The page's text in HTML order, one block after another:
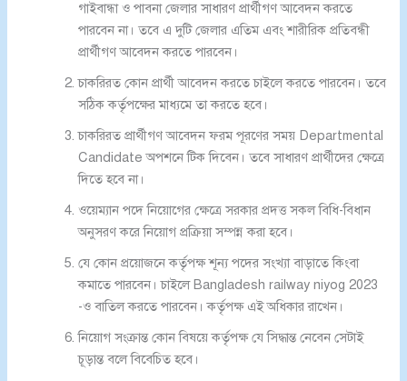
গাইবান্ধা ও পাবনা জেলার সাধারণ প্রার্থীগণ আবেদন করতে
পারবেন না। তবে এ দুটি জেলার এতিম এবং শারীরিক প্রতিবন্ধী
প্রার্থীগণ আবেদন করতে পারবেন।
চাকরিরত কোন প্রার্থী আবেদন করতে চাইলে করতে পারবেন। তবে
সঠিক কর্তৃপক্ষের মাধ্যমে তা করতে হবে।
চাকরিরত প্রার্থীগণ আবেদন ফরম পূরণের সময় Departmental
Candidate অপশনে টিক দিবেন। তবে সাধারণ প্রার্থীদের ক্ষেত্রে
দিতে হবে না।
ওয়েম্যান পদে নিয়োগের ক্ষেত্রে সরকার প্রদত্ত সকল বিধি-বিধান
অনুসরণ করে নিয়োগ প্রক্রিয়া সম্পন্ন করা হবে।
যে কোন প্রয়োজনে কর্তৃপক্ষ শূন্য পদের সংখ্যা বাড়াতে কিংবা
কমাতে পারবেন। চাইলে Bangladesh railway niyog 2023
-ও বাতিল করতে পারবেন। কর্তৃপক্ষ এই অধিকার রাখেন।
নিয়োগ সংক্রান্ত কোন বিষয়ে কর্তৃপক্ষ যে সিদ্ধান্ত নেবেন সেটাই
চূড়ান্ত বলে বিবেচিত হবে।